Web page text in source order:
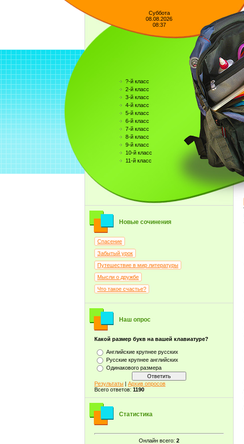
Суббота
08.08.2026
08:37
?-й класс
2-й класс
3-й класс
4-й класс
5-й класс
6-й класс
7-й класс
8-й класс
9-й класс
10-й класс
11-й класс
Новые сочинения
Спасение
Забытый урок
Путешествие в мир литературы
Мысли о дружбе
Что такое счастье?
Наш опрос
Какой размер букв на вашей клавиатуре?
Английские крупнее русских
Русские крупнее английских
Одинакового размера
Результаты | Архив опросов
Всего ответов: 1190
Статистика
Онлайн всего: 2